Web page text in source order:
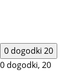
0 dogodki 20
0 dogodki, 20